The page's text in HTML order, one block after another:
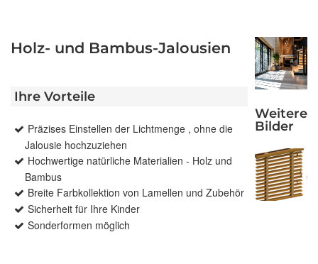
Holz- und Bambus-Jalousien
Ihre Vorteile
Präzises Einstellen der Lichtmenge , ohne die
Jalousie hochzuziehen
Hochwertige natürliche Materialien - Holz und
Bambus
Breite Farbkollektion von Lamellen und Zubehör
Sicherheit für Ihre Kinder
Sonderformen möglich
Weitere
Bilder